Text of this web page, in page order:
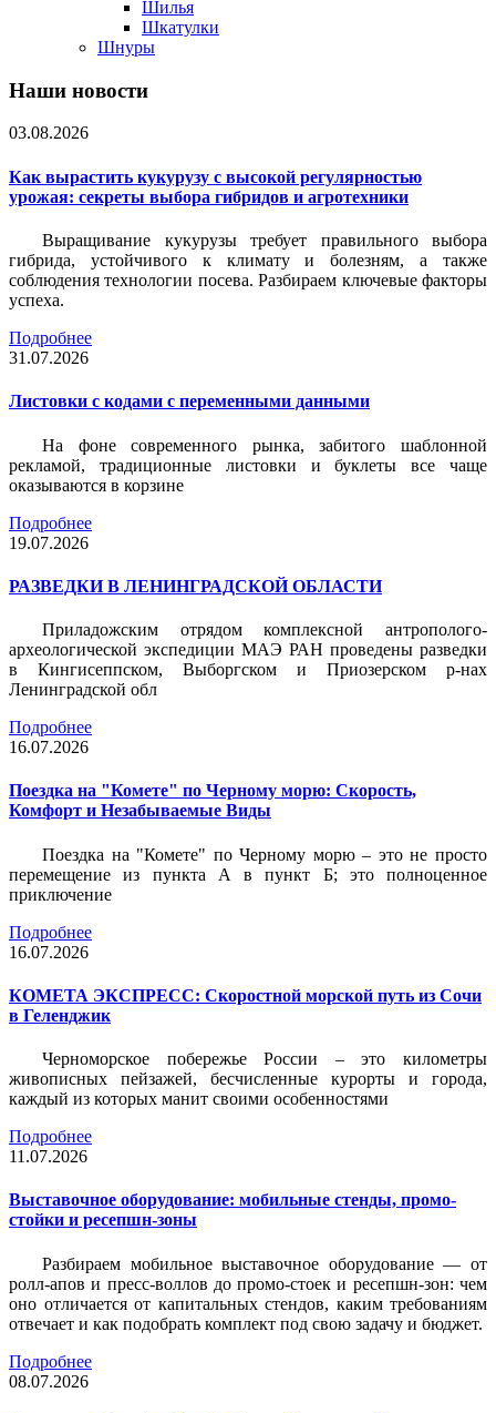
Шилья
Шкатулки
Шнуры
Наши новости
03.08.2026
Как вырастить кукурузу с высокой регулярностью
урожая: секреты выбора гибридов и агротехники
Выращивание кукурузы требует правильного выбора
гибрида, устойчивого к климату и болезням, а также
соблюдения технологии посева. Разбираем ключевые факторы
успеха.
Подробнее
31.07.2026
Листовки c кодами с переменными данными
На фоне современного рынка, забитого шаблонной
рекламой, традиционные листовки и буклеты все чаще
оказываются в корзине
Подробнее
19.07.2026
РАЗВЕДКИ В ЛЕНИНГРАДСКОЙ ОБЛАСТИ
Приладожским отрядом комплексной антрополого-
археологической экспедиции МАЭ РАН проведены разведки
в Кингисеппском, Выборгском и Приозерском р-нах
Ленинградской обл
Подробнее
16.07.2026
Поездка на "Комете" по Черному морю: Скорость,
Комфорт и Незабываемые Виды
Поездка на "Комете" по Черному морю – это не просто
перемещение из пункта А в пункт Б; это полноценное
приключение
Подробнее
16.07.2026
КОМЕТА ЭКСПРЕСС: Скоростной морской путь из Сочи
в Геленджик
Черноморское побережье России – это километры
живописных пейзажей, бесчисленные курорты и города,
каждый из которых манит своими особенностями
Подробнее
11.07.2026
Выставочное оборудование: мобильные стенды, промо-
стойки и ресепшн-зоны
Разбираем мобильное выставочное оборудование — от
ролл-апов и пресс-воллов до промо-стоек и ресепшн-зон: чем
оно отличается от капитальных стендов, каким требованиям
отвечает и как подобрать комплект под свою задачу и бюджет.
Подробнее
08.07.2026